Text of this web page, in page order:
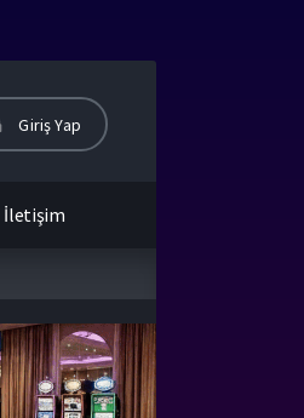
Giriş Yap
İletişim